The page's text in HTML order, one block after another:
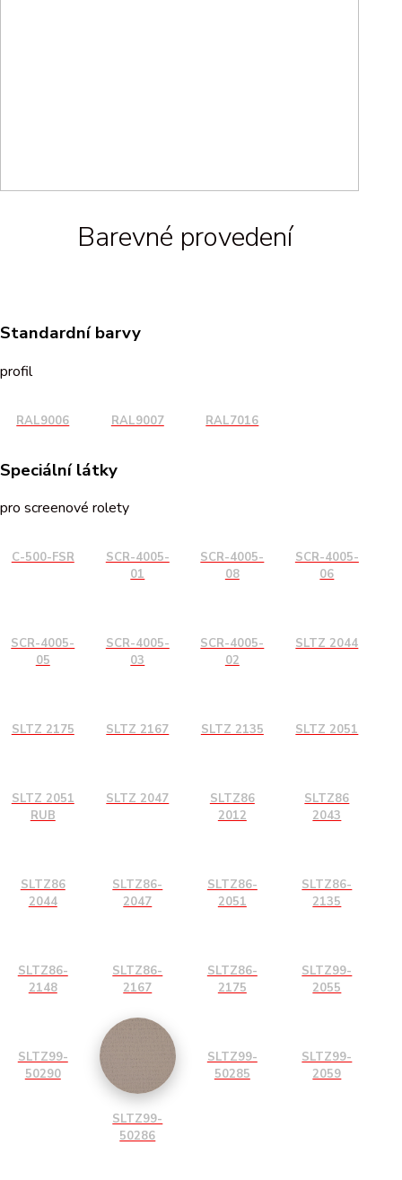
Barevné provedení
Standardní barvy
profil
RAL9006 RAL9007 RAL7016
Speciální látky
pro screenové rolety
C-500-FSR
SCR-4005-
01
SCR-4005-
08
SCR-4005-
06
SCR-4005-
05
SCR-4005-
03
SCR-4005-
02
SLTZ 2044
SLTZ 2175 SLTZ 2167 SLTZ 2135 SLTZ 2051
SLTZ 2051
RUB
SLTZ 2047
SLTZ86
2012
SLTZ86
2043
SLTZ86
2044
SLTZ86-
2047
SLTZ86-
2051
SLTZ86-
2135
SLTZ86-
2148
SLTZ86-
2167
SLTZ86-
2175
SLTZ99-
2055
SLTZ99-
50290
SLTZ99-
50286
SLTZ99-
50285
SLTZ99-
2059